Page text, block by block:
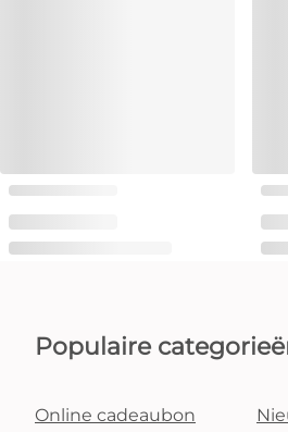
Populaire
Online cadeaubon